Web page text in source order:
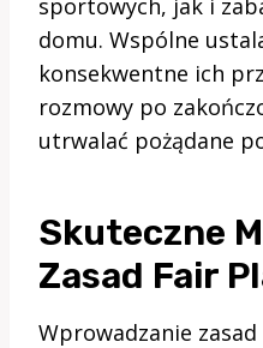
domu. Wspólne
konsekwentne ich
rozmowy po
utrwalać pożądane
Skuteczne
Zasad Fair
Wprowadzanie